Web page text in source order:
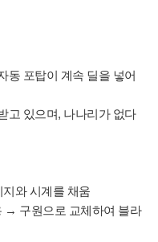
동 포탑이 계속 딜을 넣어
고 있으며, 나나리가 없다
와 시계를 채움
→ 구원으로 교체하여 블라